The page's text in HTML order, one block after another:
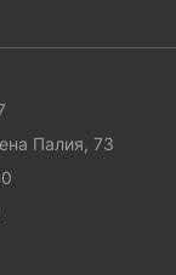
iPhone 15/ 14
Палия, 73